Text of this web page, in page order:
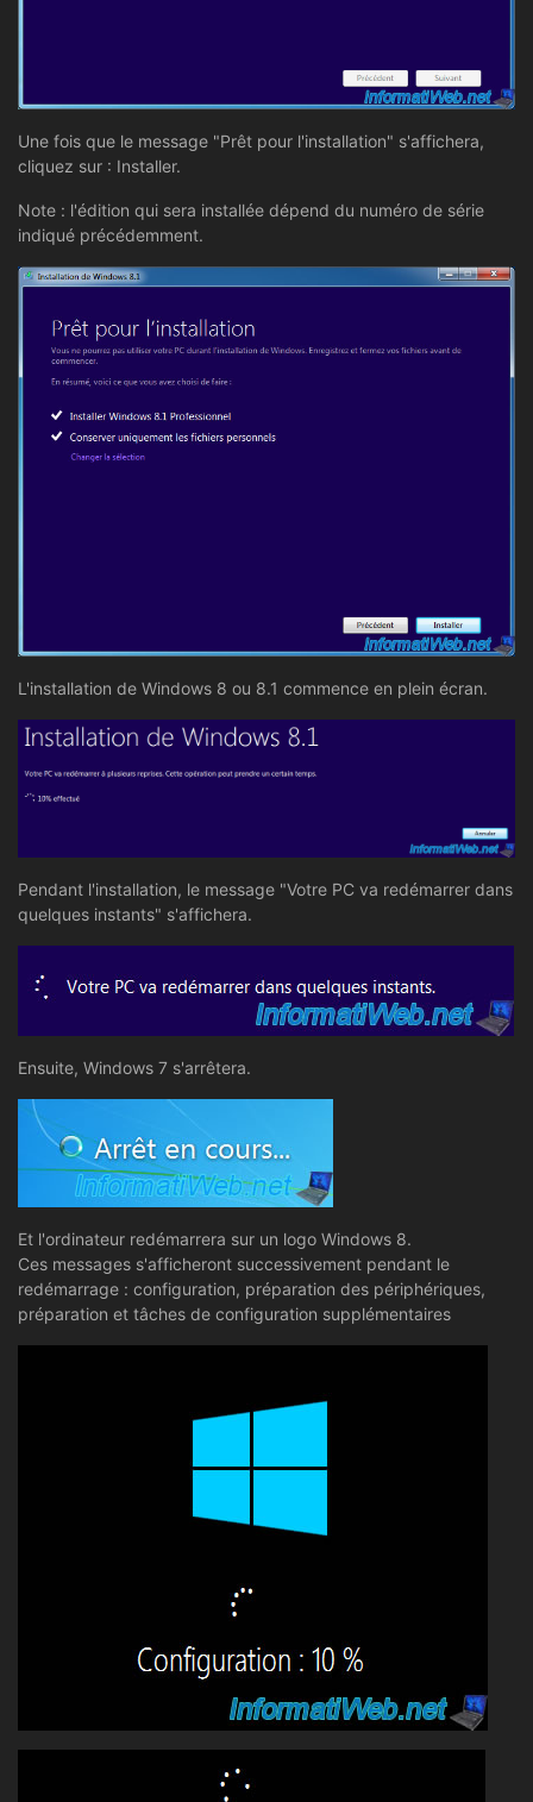
Une fois que le message "Prêt pour l'installation" s'affichera,
cliquez sur : Installer.
Note : l'édition qui sera installée dépend du numéro de série
indiqué précédemment.
L'installation de Windows 8 ou 8.1 commence en plein écran.
Pendant l'installation, le message "Votre PC va redémarrer dans
quelques instants" s'affichera.
Ensuite, Windows 7 s'arrêtera.
Et l'ordinateur redémarrera sur un logo Windows 8.
Ces messages s'afficheront successivement pendant le
redémarrage : configuration, préparation des périphériques,
préparation et tâches de configuration supplémentaires